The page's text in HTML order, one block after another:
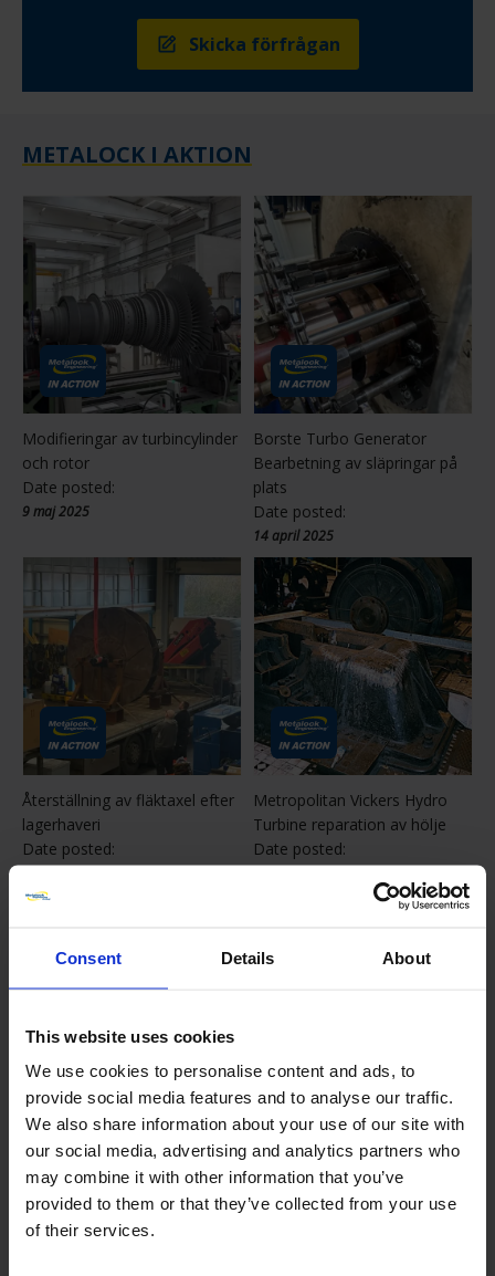
Consent Details About
This website uses cookies
We use cookies to personalise content and ads, to
provide social media features and to analyse our traffic.
We also share information about your use of our site with
our social media, advertising and analytics partners who
may combine it with other information that you’ve
provided to them or that they’ve collected from your use
of their services.
Skicka förfrågan
METALOCK I AKTION
Modifieringar av turbincylinder
och rotor
Date posted:
9 maj 2025
Borste Turbo Generator
Bearbetning av släpringar på
plats
Date posted:
14 april 2025
Återställning av fläktaxel efter
lagerhaveri
Date posted:
Metropolitan Vickers Hydro
Turbine reparation av hölje
Date posted:
Generatorns
rotortappdiameter
ombearbetad på plats
Date posted:
5 september 2024
Borrning av 160 MW
gasturbincylinder
Date posted:
1 juni 2024